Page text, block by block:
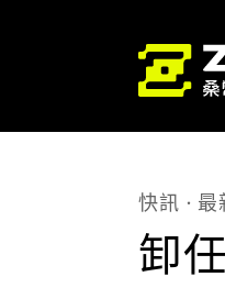
快訊 最
卸